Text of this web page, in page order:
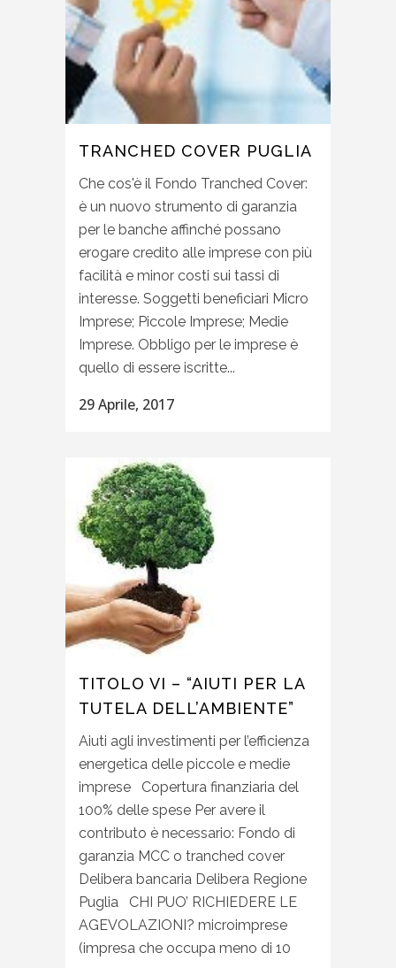
TRANCHED COVER PUGLIA
Che cos'è il Fondo Tranched Cover:
è un nuovo strumento di garanzia
per le banche affinché possano
erogare credito alle imprese con più
facilità e minor costi sui tassi di
interesse. Soggetti beneficiari Micro
Imprese; Piccole Imprese; Medie
Imprese. Obbligo per le imprese è
quello di essere iscritte...
29 Aprile, 2017
TITOLO VI – “AIUTI PER LA
TUTELA DELL’AMBIENTE”
Aiuti agli investimenti per l’efficienza
energetica delle piccole e medie
imprese Copertura finanziaria del
100% delle spese Per avere il
contributo è necessario: Fondo di
garanzia MCC o tranched cover
Delibera bancaria Delibera Regione
Puglia CHI PUO’ RICHIEDERE LE
AGEVOLAZIONI? microimprese
(impresa che occupa meno di 10